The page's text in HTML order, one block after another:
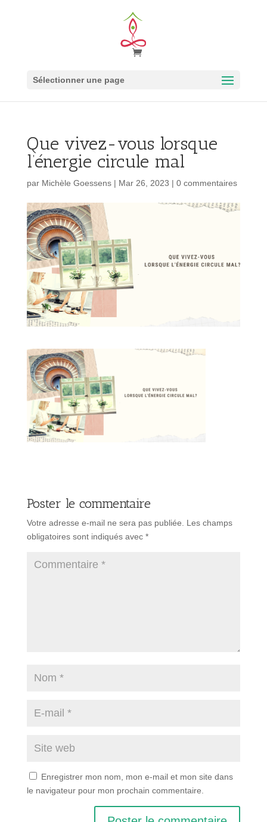
Sélectionner une page
Que vivez-vous lorsque
l’énergie circule mal
par Michèle Goessens| Mar 26, 2023 | 0 commentaires
Poster le commentaire
Votre adresse e-mail ne sera pas publiée. Les champs
obligatoires sont indiqués avec *
Enregistrer mon nom, mon e-mail et mon site dans
le navigateur pour mon prochain commentaire.